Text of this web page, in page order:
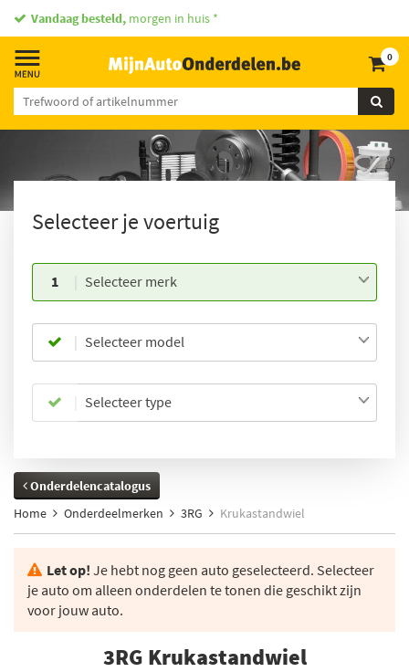
Vandaag besteld, morgen in huis *
0
Selecteer je voertuig
1 Selecteer merk
Selecteer model
Selecteer type
Onderdelencatalogus
Home
Onderdeelmerken 3RG Krukastandwiel
Let op! Je hebt nog geen auto geselecteerd. Selecteer
je auto om alleen onderdelen te tonen die geschikt zijn
voor jouw auto.
3RG Krukastandwiel